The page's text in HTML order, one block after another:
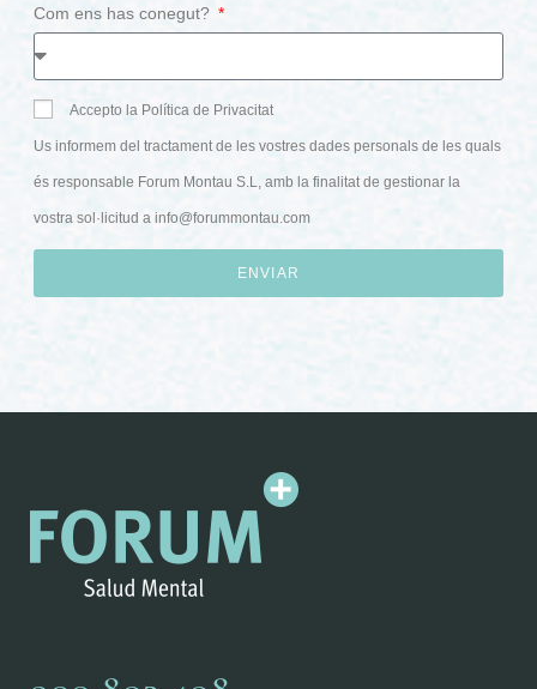
Com ens has conegut?
Accepto la Política de Privacitat
Us informem del tractament de les vostres dades personals de les quals
és responsable Forum Montau S.L, amb la finalitat de gestionar la
vostra sol·licitud ainfo@forummontau.com
ENVIAR